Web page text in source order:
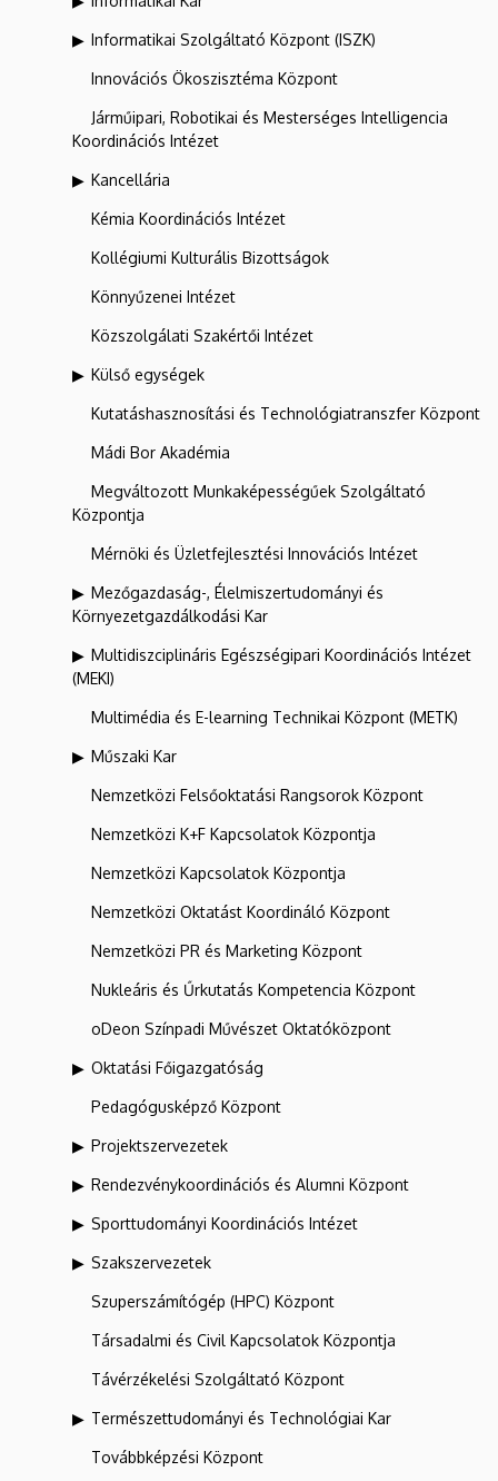
Informatikai Szolgáltató Központ (ISZK)
Innovációs Ökoszisztéma Központ
Járműipari, Robotikai és Mesterséges Intelligencia
Koordinációs Intézet
Kancellária
Kémia Koordinációs Intézet
Kollégiumi Kulturális Bizottságok
Könnyűzenei Intézet
Közszolgálati Szakértői Intézet
Külső egységek
Kutatáshasznosítási és Technológiatranszfer Központ
Mádi Bor Akadémia
Megváltozott Munkaképességűek Szolgáltató
Központja
Mérnöki és Üzletfejlesztési Innovációs Intézet
Mezőgazdaság-, Élelmiszertudományi és
Környezetgazdálkodási Kar
Multidiszciplináris Egészségipari Koordinációs Intézet
(MEKI)
Multimédia és E-learning Technikai Központ (METK)
Műszaki Kar
Nemzetközi Felsőoktatási Rangsorok Központ
Nemzetközi K+F Kapcsolatok Központja
Nemzetközi Kapcsolatok Központja
Nemzetközi Oktatást Koordináló Központ
Nemzetközi PR és Marketing Központ
Nukleáris és Űrkutatás Kompetencia Központ
oDeon Színpadi Művészet Oktatóközpont
Oktatási Főigazgatóság
Pedagógusképző Központ
Projektszervezetek
Rendezvénykoordinációs és Alumni Központ
Sporttudományi Koordinációs Intézet
Szakszervezetek
Szuperszámítógép (HPC) Központ
Társadalmi és Civil Kapcsolatok Központja
Távérzékelési Szolgáltató Központ
Természettudományi és Technológiai Kar
Továbbképzési Központ